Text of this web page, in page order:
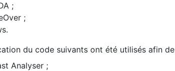
;
;
du code suivants ont été utilisés afin
Analyser ;